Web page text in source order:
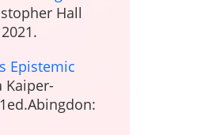
Hall
Epistemic
Kaiper-